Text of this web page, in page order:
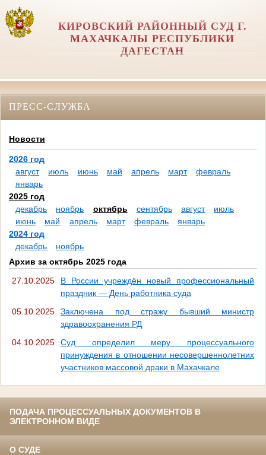
КИРОВСКИЙ РАЙОННЫЙ СУД Г.
МАХАЧКАЛЫ РЕСПУБЛИКИ
ДАГЕСТАН
ПРЕСС-СЛУЖБА
Новости
2026 год
август
июль июнь май апрель март
февраль
январь
2025 год
декабрь
ноябрь октябрь сентябрь август
июль
июнь
май апрель март февраль
январь
2024 год
декабрь
ноябрь
Архив за октябрь 2025 года
27.10.2025
В России учреждён новый профессиональный
праздник — День работника суда
05.10.2025
Заключена под стражу бывший министр
здравоохранения РД
04.10.2025
Суд определил меру процессуального
принуждения в отношении несовершеннолетних
участников массовой драки в Махачкале
ПОДАЧА ПРОЦЕССУАЛЬНЫХ ДОКУМЕНТОВ В
ЭЛЕКТРОННОМ ВИДЕ
О СУДЕ